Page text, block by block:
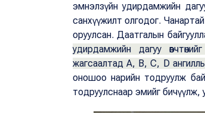
эмнэлзүйн удирдамжийн
санхүүжилт олгодог.
оруулсан. Даатгалын
удирдамжийн дагуу
жагсаалтад A, B, C, D
оношоо нарийн тодруулж
тодруулснаар эмийг бичүүлж,